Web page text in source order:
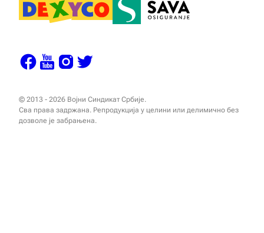
© 2013 - 2026 Војни Синдикат Србије.
Сва права задржана. Репродукција у целини или делимично без
дозволе је забрањена.